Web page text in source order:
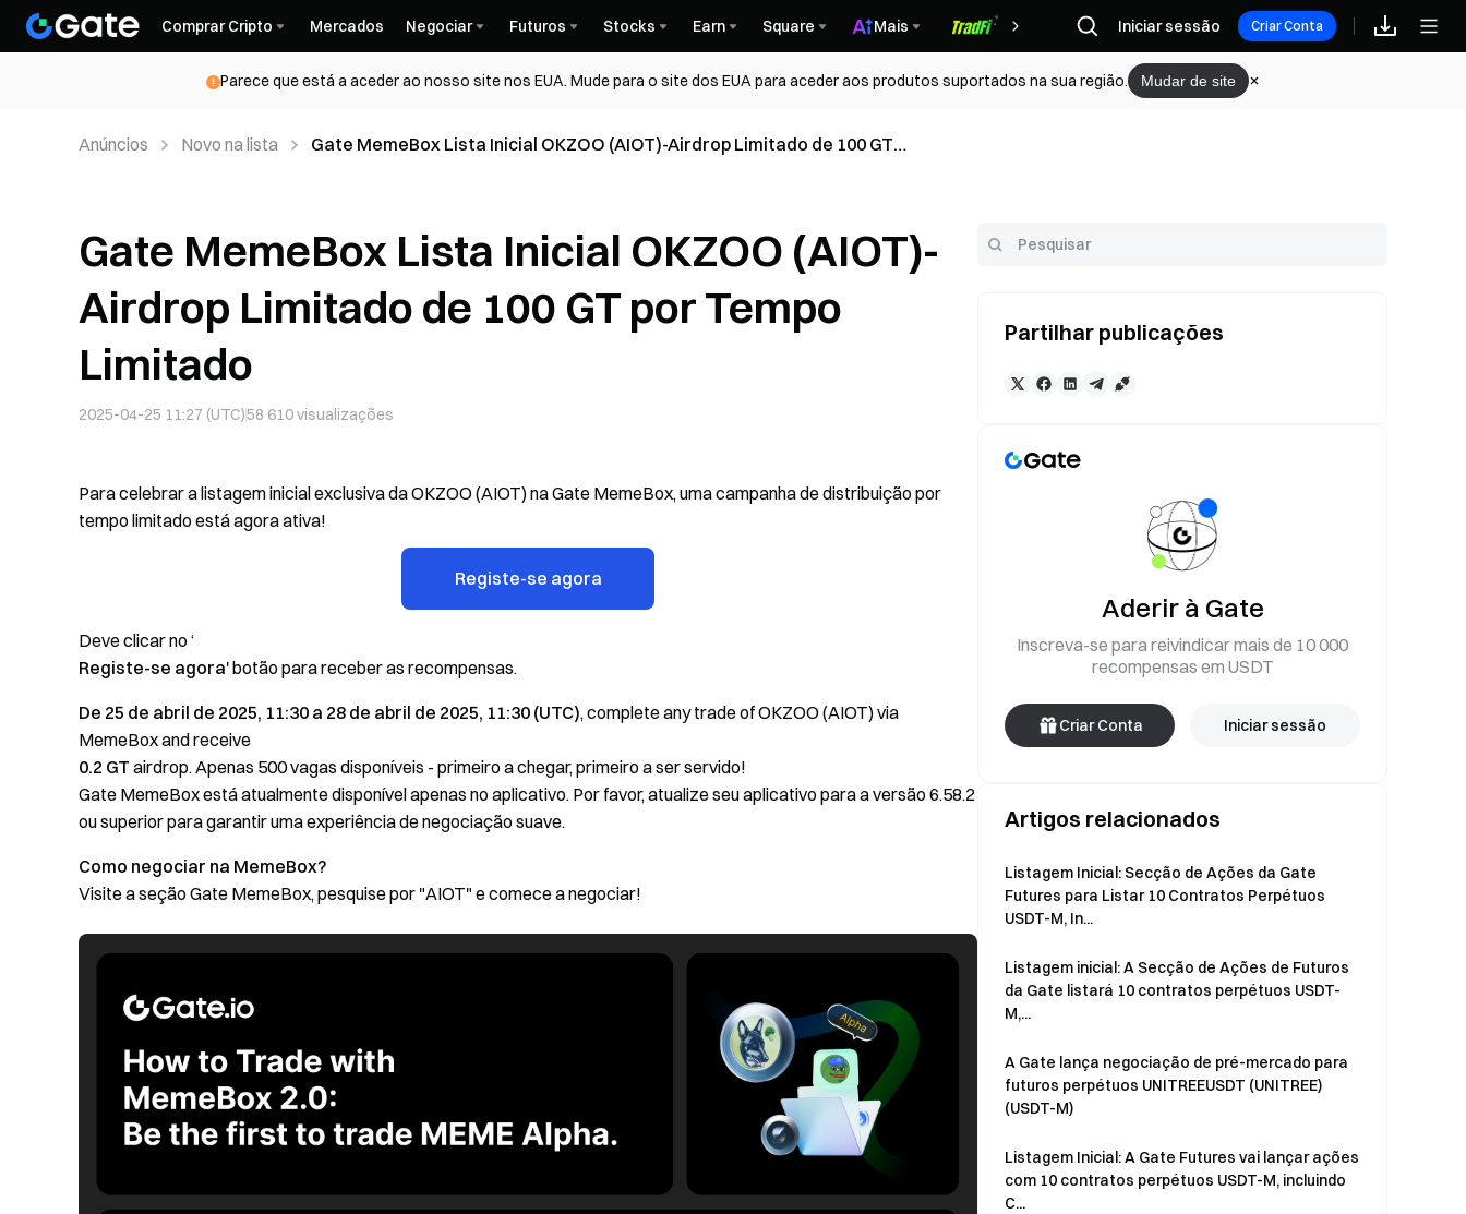
Comprar Cripto Mercados Negociar Futuros Stocks Earn Square Mais Recompensas
Iniciar sessão Criar Conta
Parece que está a aceder ao nosso site nos EUA. Mude para o site dos EUA para aceder aos produtos suportados na sua região. Mudar de site
Anúncios Novo na lista
Gate MemeBox Lista Inicial OKZOO (AIOT)-Airdrop Limitado de 100 GT
Gate MemeBox Lista Inicial OKZOO (AIOT)-
Airdrop Limitado de 100 GT por Tempo
Limitado
2025-04-25 11:27 (UTC)58 610visualizações
Para celebrar a listagem inicial exclusiva da OKZOO (AIOT) na Gate MemeBox, uma campanha de distribuição por
tempo limitado está agora ativa!
Registe-se agora
Deve clicar no ‘
Registe-se agora' botão para receber as recompensas.
De 25 de abril de 2025, 11:30 a 28 de abril de 2025, 11:30 (UTC), complete any trade of OKZOO (AIOT) via
MemeBox and receive
0.2 GT airdrop. Apenas 500 vagas disponíveis - primeiro a chegar, primeiro a ser servido!
Gate MemeBox está atualmente disponível apenas no aplicativo. Por favor, atualize seu aplicativo para a versão 6.58.2
ou superior para garantir uma experiência de negociação suave.
Como negociar na MemeBox?
Visite a seção Gate MemeBox, pesquise por "AIOT" e comece a negociar!
Partilhar publicações
Aderir à Gate
Inscreva-se para reivindicar mais de 10 000
recompensas em USDT
Criar Conta Iniciar sessão
Artigos relacionados
Listagem Inicial: Secção de Ações da Gate
Futures para Listar 10 Contratos Perpétuos
USDT-M, In...
Listagem inicial: A Secção de Ações de Futuros
da Gate listará 10 contratos perpétuos USDT-
M,...
A Gate lança negociação de pré-mercado para
futuros perpétuos UNITREEUSDT (UNITREE)
(USDT-M)
Listagem Inicial: A Gate Futures vai lançar ações
com 10 contratos perpétuos USDT-M, incluindo
C...